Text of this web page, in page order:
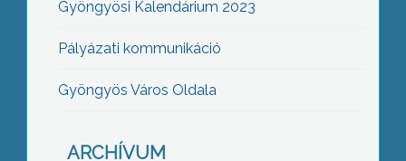
Gyöngyösi Kalendárium 2023
Pályázati kommunikáció
Gyöngyös Város Oldala
ARCHÍVUM